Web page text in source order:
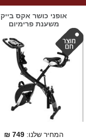
אופני כושר אקס בייק
משענת פרימיום
המחיר שלנו:749
₪